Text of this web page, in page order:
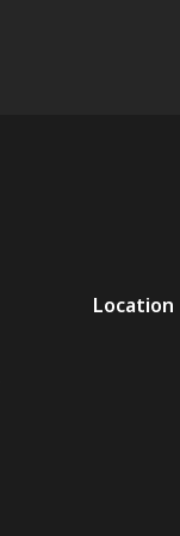
Location